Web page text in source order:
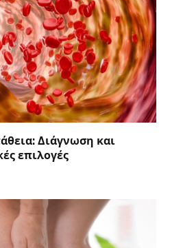
Διάγνωση και
επιλογές